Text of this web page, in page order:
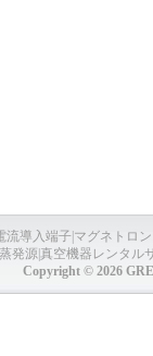
流導入端子 マグネトロ
発源真空機器レンタル
Copyright © 2026